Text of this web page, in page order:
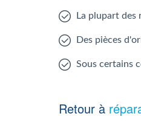
La plupart des
Des pièces
Sous certains
Retour à